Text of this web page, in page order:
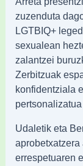
zuzenduta
LGTBIQ+
sexualean
zalantzei
Zerbitzuak
konfidentziala
Udaletik eta
errespetuaren